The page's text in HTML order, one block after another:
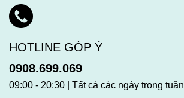
HOTLINE GÓP Ý
0908.699.069
09:00 - 20:30 | Tất cả các ngày trong tuần